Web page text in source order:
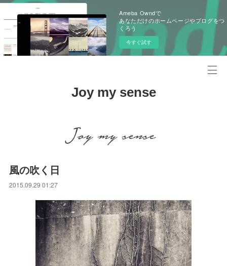
Ameba Owndで
あなただけのホームページやブログをつ
くろう
今すぐ試す
Joy my sense
風の吹く日
2015.09.29 01:27